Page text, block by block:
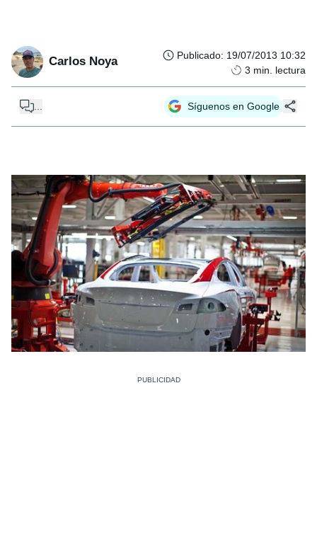
Carlos Noya Publicado: 19/07/2013 10:32
3 min. lectura
Síguenos en Google